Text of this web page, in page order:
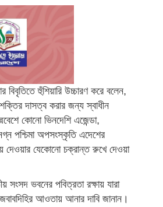
বিবৃতিতে হুঁশিয়ারি উচ্চারণ করে বলেন,
দাসত্ব করার জন্য স্বাধীন
কোনো ভিনদেশি এজেন্ডা,
পশ্চিমা অপসংস্কৃতি এদেশের
দেওয়ার যেকোনো চক্রান্ত রুখে দেওয়া
সংসদ ভবনের পবিত্রতা রক্ষায় যারা
আওতায় আনার দাবি জানান।